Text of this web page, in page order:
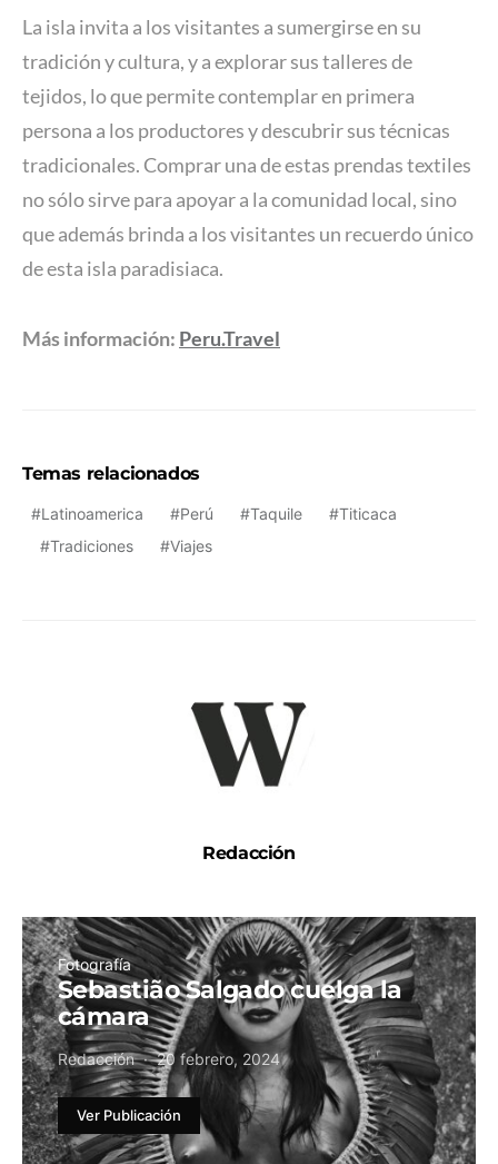
La isla invita a los visitantes a sumergirse en su
tradición y cultura, y a explorar sus talleres de
tejidos, lo que permite contemplar en primera
persona a los productores y descubrir sus técnicas
tradicionales. Comprar una de estas prendas textiles
no sólo sirve para apoyar a la comunidad local, sino
que además brinda a los visitantes un recuerdo único
de esta isla paradisiaca.
Más información: Peru.Travel
Temas relacionados
Latinoamerica Perú Taquile
Titicaca
Tradiciones
Viajes
Redacción
Fotografía
Sebastião Salgado cuelga la
cámara
Redacción 20 febrero, 2024
Ver Publicación